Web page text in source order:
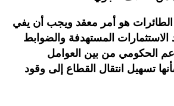
الطائرات هو أمر معقد ويجب أن يفي
الاستثمارات المستهدفة والضوابط
الحكومي من بين العوامل
تسهيل انتقال القطاع إلى وقود